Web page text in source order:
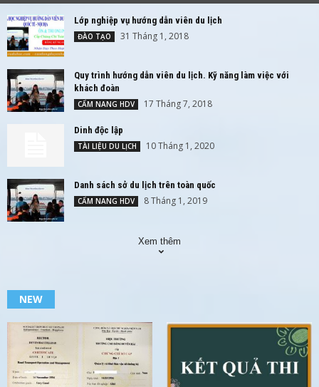
Lớp nghiệp vụ hướng dẫn viên du lịch
ĐÀO TẠO 31 Tháng 1, 2018
Quy trình hướng dẫn viên du lịch. Kỹ năng làm việc với
khách đoàn
CẨM NANG HDV 17 Tháng 7, 2018
Dinh độc lập
TÀI LIỆU DU LỊCH 10 Tháng 1, 2020
Danh sách sở du lịch trên toàn quốc
CẨM NANG HDV 8 Tháng 1, 2019
Xem thêm
NEW